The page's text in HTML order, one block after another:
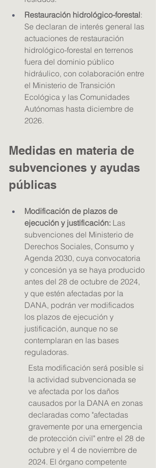
Restauración hidrológico-forestal:
Se declaran de interés general las
actuaciones de restauración
hidrológico-forestal en terrenos
fuera del dominio público
hidráulico, con colaboración entre
el Ministerio de Transición
Ecológica y las Comunidades
Autónomas hasta diciembre de
2026.
Medidas en materia de
subvenciones y ayudas
públicas
Modificación de plazos de
ejecución y justificación: Las
subvenciones del Ministerio de
Derechos Sociales, Consumo y
Agenda 2030, cuya convocatoria
y concesión ya se haya producido
antes del 28 de octubre de 2024,
y que estén afectadas por la
DANA, podrán ver modificados
los plazos de ejecución y
justificación, aunque no se
contemplaran en las bases
reguladoras.
Esta modificación será posible si
la actividad subvencionada se
ve afectada por los daños
causados por la DANA en zonas
declaradas como "afectadas
gravemente por una emergencia
de protección civil" entre el 28 de
octubre y el 4 de noviembre de
2024. El órgano competente